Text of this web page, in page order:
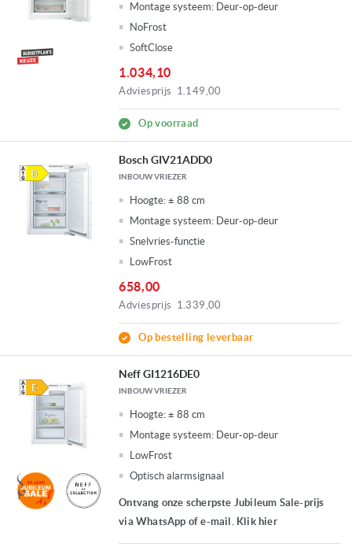
Montage systeem: Deur-op-deur
NoFrost
SoftClose
1.034,10
Adviesprijs 1.149,00
Op voorraad
Bosch GIV21ADD0
INBOUW VRIEZER
Hoogte: ± 88 cm
Montage systeem: Deur-op-deur
Snelvries-functie
LowFrost
658,00
Adviesprijs 1.339,00
Op bestelling leverbaar
Neff GI1216DE0
INBOUW VRIEZER
Hoogte: ± 88 cm
Montage systeem: Deur-op-deur
LowFrost
Optisch alarmsignaal
Ontvang onze scherpste Jubileum Sale-prijs
via WhatsApp of e-mail. Klik hier